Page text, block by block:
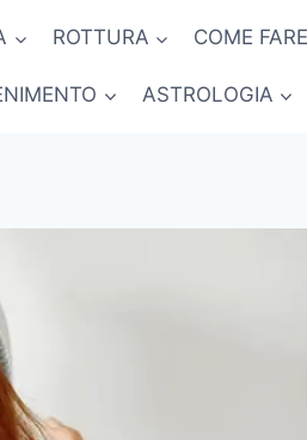
ROTTURA COME
ASTROLOGIA